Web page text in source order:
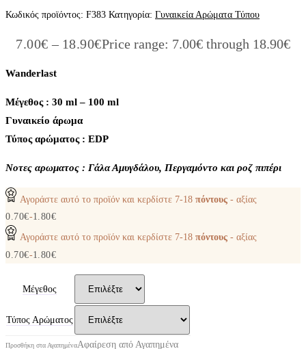
Κωδικός προϊόντος: F383 Κατηγορία: Γυναικεία Αρώματα Τύπου
7.00€ – 18.90€Price range: 7.00€ through 18.90€
Wanderlast
Μέγεθος : 30 ml – 100 ml
Γυναικείο άρωμα
Τύπος αρώματος : ΕDP
Nοτες αρωματος : Γάλα Αμυγδάλου, Περγαμόντο και ροζ πιπέρι
Αγοράστε αυτό το προϊόν και κερδίστε 7-18 πόντους - αξίας
0.70€-1.80€
Αγοράστε αυτό το προϊόν και κερδίστε 7-18 πόντους - αξίας
0.70€-1.80€
Μέγεθος
Τύπος Αρώματος
Προσθήκη στα ΑγαπημέναΑφαίρεση από Αγαπημένα